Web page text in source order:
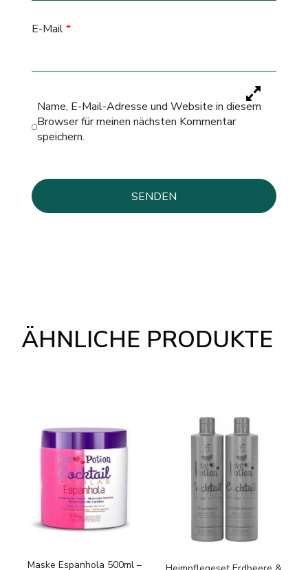
E-Mail*
Name, E-Mail-Adresse und Website in diesem
Browser für meinen nächsten Kommentar
speichern.
ÄHNLICHE PRODUKTE
Maske Espanhola 500ml –